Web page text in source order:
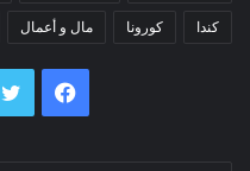
كندا كورونا مال و أعمال